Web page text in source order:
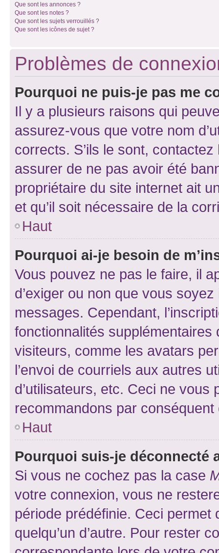
Que sont les annonces ?
Que sont les notes ?
Que sont les sujets verrouillés ?
Que sont les icônes de sujet ?
Problèmes de
Pourquoi ne puis-je pas me
Il y a plusieurs raisons qui
assurez-vous que votre nom
corrects. S’ils le sont,
assurer de ne pas avoir été
propriétaire du site internet ait
et qu’il soit nécessaire de la
Haut
Pourquoi ai-je besoin de
Vous pouvez ne pas le faire, il
d’exiger ou non que vous
messages. Cependant,
fonctionnalités
visiteurs, comme les avatars
l’envoi de courriels aux autres
d’utilisateurs, etc. Ceci ne vous
recommandons par conséquent
Haut
Pourquoi suis-je déconnecté
Si vous ne cochez pas la case
votre connexion, vous ne
période prédéfinie. Ceci permet
quelqu’un d’autre. Pour rester